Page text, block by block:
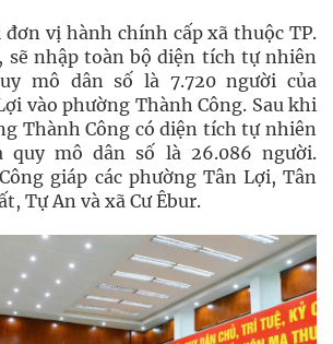
vị hành chính cấp xã thuộc TP.
sẽ nhập toàn bộ diện tích tự nhiên
mô dân số là 7.720 người của
vào phường Thành Công. Sau khi
Thành Công có diện tích tự nhiên
quy mô dân số là 26.086 người.
giáp các phường Tân Lợi, Tân
Tự An và xã Cư Êbur.